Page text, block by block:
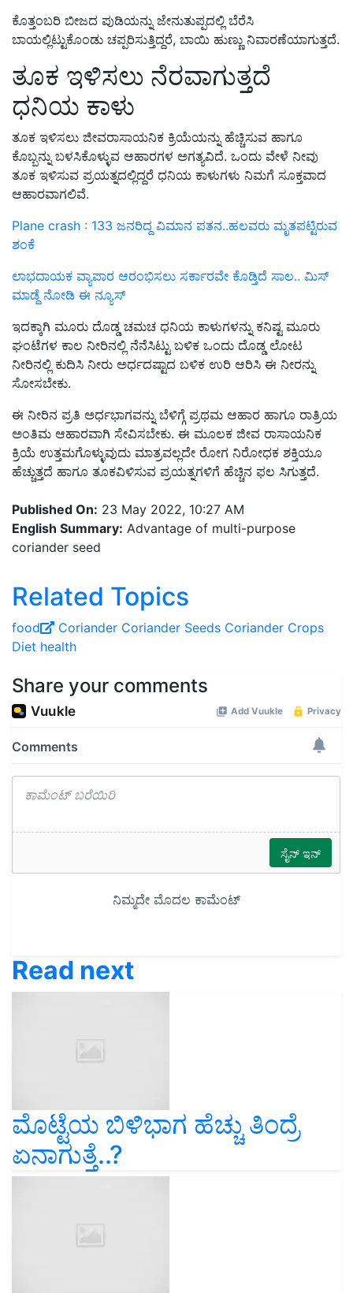
ಕೊತ್ತಂಬರಿ ಬೀಜದ ಪುಡಿಯನ್ನು ಜೇನುತುಪ್ಪದಲ್ಲಿ ಬೆರೆಸಿ
ಬಾಯಲ್ಲಿಟ್ಟುಕೊಂಡು ಚಪ್ಪರಿಸುತ್ತಿದ್ದರೆ, ಬಾಯಿ ಹುಣ್ಣು ನಿವಾರಣೆಯಾಗುತ್ತದೆ.
ತೂಕ ಇಳಿಸಲು ನೆರವಾಗುತ್ತದೆ
ಧನಿಯ ಕಾಳು
ತೂಕ ಇಳಿಸಲು ಜೀವರಾಸಾಯನಿಕ ಕ್ರಿಯೆಯನ್ನು ಹೆಚ್ಚಿಸುವ ಹಾಗೂ
ಕೊಬ್ಬನ್ನು ಬಳಸಿಕೊಳ್ಳುವ ಆಹಾರಗಳ ಅಗತ್ಯವಿದೆ. ಒಂದು ವೇಳೆ ನೀವು
ತೂಕ ಇಳಿಸುವ ಪ್ರಯತ್ನದಲ್ಲಿದ್ದರೆ ಧನಿಯ ಕಾಳುಗಳು ನಿಮಗೆ ಸೂಕ್ತವಾದ
ಆಹಾರವಾಗಲಿವೆ.
Plane crash : 133 ಜನರಿದ್ದ ವಿಮಾನ ಪತನ..ಹಲವರು ಮೃತಪಟ್ಟಿರುವ
ಶಂಕೆ
ಲಾಭದಾಯಕ ವ್ಯಾಪಾರ ಆರಂಭಿಸಲು ಸರ್ಕಾರವೇ ಕೊಡ್ತಿದೆ ಸಾಲ.. ಮಿಸ್‌
ಮಾಡ್ದೆ ನೋಡಿ ಈ ನ್ಯೂಸ್‌
ಇದಕ್ಕಾಗಿ ಮೂರು ದೊಡ್ಡ ಚಮಚ ಧನಿಯ ಕಾಳುಗಳನ್ನು ಕನಿಷ್ಟ ಮೂರು
ಘಂಟೆಗಳ ಕಾಲ ನೀರಿನಲ್ಲಿ ನೆನೆಸಿಟ್ಟು ಬಳಿಕ ಒಂದು ದೊಡ್ಡ ಲೋಟ
ನೀರಿನಲ್ಲಿ ಕುದಿಸಿ ನೀರು ಅರ್ಧದಷ್ಟಾದ ಬಳಿಕ ಉರಿ ಆರಿಸಿ ಈ ನೀರನ್ನು
ಸೋಸಬೇಕು.
ಈ ನೀರಿನ ಪ್ರತಿ ಅರ್ಧಭಾಗವನ್ನು ಬೆಳಿಗ್ಗೆ ಪ್ರಥಮ ಆಹಾರ ಹಾಗೂ ರಾತ್ರಿಯ
ಅಂತಿಮ ಆಹಾರವಾಗಿ ಸೇವಿಸಬೇಕು. ಈ ಮೂಲಕ ಜೀವ ರಾಸಾಯನಿಕ
ಕ್ರಿಯೆ ಉತ್ತಮಗೊಳ್ಳುವುದು ಮಾತ್ರವಲ್ಲದೇ ರೋಗ ನಿರೋಧಕ ಶಕ್ತಿಯೂ
ಹೆಚ್ಚುತ್ತದೆ ಹಾಗೂ ತೂಕವಿಳಿಸುವ ಪ್ರಯತ್ನಗಳಿಗೆ ಹೆಚ್ಚಿನ ಫಲ ಸಿಗುತ್ತದೆ.
Published On: 23 May 2022, 10:27 AM
English Summary: Advantage of multi-purpose
coriander seed
Related Topics
food Coriander Coriander Seeds Coriander Crops
Diet health
Share your comments
Read next
ಮೊಟ್ಟೆಯ ಬಿಳಿಭಾಗ ಹೆಚ್ಚು ತಿಂದ್ರೆ
ಏನಾಗುತ್ತೆ..?